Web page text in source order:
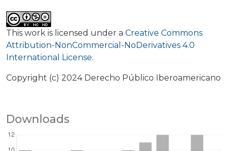
This work is licensed under a Creative Commons
Attribution-NonCommercial-NoDerivatives 4.0
International License.
Copyright (c) 2024 Derecho Público Iberoamericano
Downloads